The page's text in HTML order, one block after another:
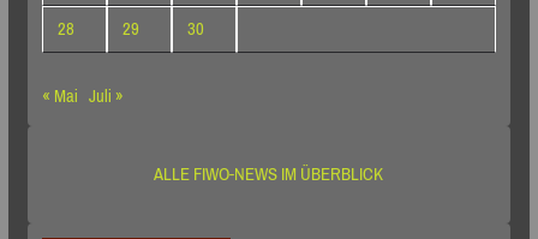
28
29
30
« Mai Juli »
ALLE FIWO-NEWS IM ÜBERBLICK